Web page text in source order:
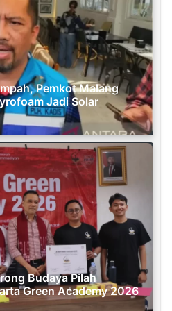
Pemkot Malang
Jadi Solar
Budaya Pilah
Green Academy 2026